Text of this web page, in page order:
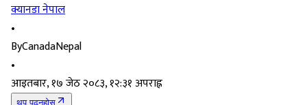
क्यानडा नेपाल
•
ByCanadaNepal
•
आइतबार, १७ जेठ २०८३, १२:३१ अपराह्न
थप पढ्नुहोस्